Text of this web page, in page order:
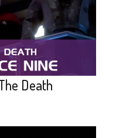
Death